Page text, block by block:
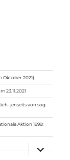
Oktober 2021)
23.11.2021
jenseits von sog.
Aktion 1999:
anzeigen